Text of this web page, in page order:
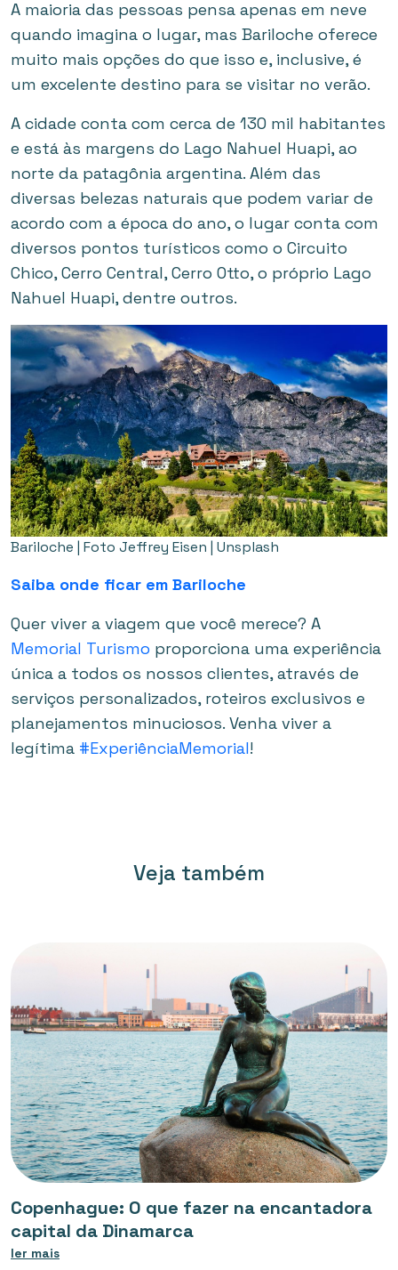
A maioria das pessoas pensa apenas em neve
quando imagina o lugar, mas Bariloche oferece
muito mais opções do que isso e, inclusive, é
um excelente destino para se visitar no verão.
A cidade conta com cerca de 130 mil habitantes
e está às margens do Lago Nahuel Huapi, ao
norte da patagônia argentina. Além das
diversas belezas naturais que podem variar de
acordo com a época do ano, o lugar conta com
diversos pontos turísticos como o Circuito
Chico, Cerro Central, Cerro Otto, o próprio Lago
Nahuel Huapi, dentre outros.
Bariloche | Foto Jeffrey Eisen | Unsplash
Saiba onde ficar em Bariloche
Quer viver a viagem que você merece? A
Memorial Turismo proporciona uma experiência
única a todos os nossos clientes, através de
serviços personalizados, roteiros exclusivos e
planejamentos minuciosos. Venha viver a
legítima #ExperiênciaMemorial!
Veja também
Copenhague: O que fazer na encantadora
capital da Dinamarca
ler mais